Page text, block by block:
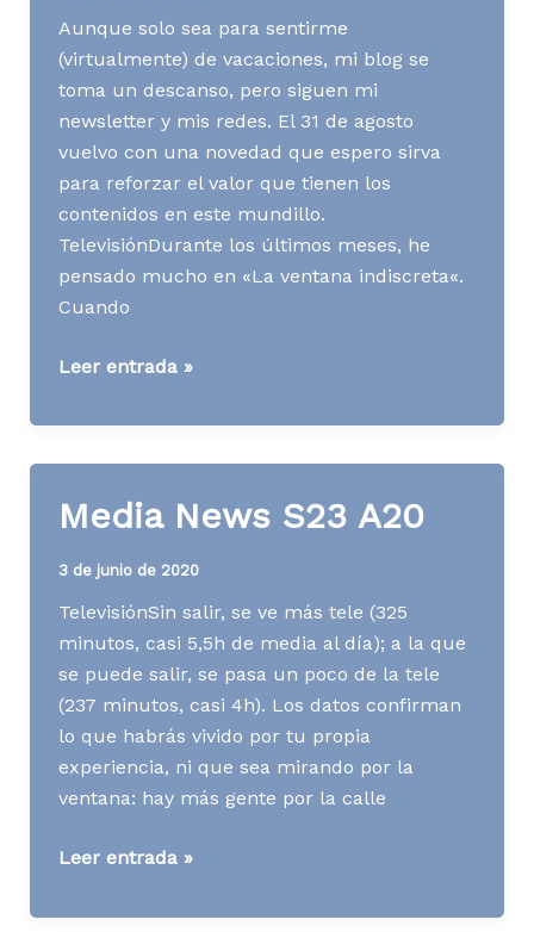
Aunque solo sea para sentirme
(virtualmente) de vacaciones, mi blog se
toma un descanso, pero siguen mi
newsletter y mis redes. El 31 de agosto
vuelvo con una novedad que espero sirva
para reforzar el valor que tienen los
contenidos en este mundillo.
TelevisiónDurante los últimos meses, he
pensado mucho en «La ventana indiscreta«.
Cuando
Media
S31
Leer entrada »
Media News S23 A20
3 de junio de 2020
TelevisiónSin salir, se ve más tele (325
minutos, casi 5,5h de media al día); a la que
se puede salir, se pasa un poco de la tele
(237 minutos, casi 4h). Los datos confirman
lo que habrás vivido por tu propia
experiencia, ni que sea mirando por la
ventana: hay más gente por la calle
Media
S23
Leer entrada »